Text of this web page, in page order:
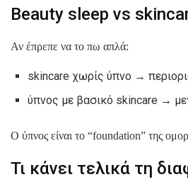
Beauty sleep vs
Αν έπρεπε να το πω απλά:
skincare χωρίς ύπνο →
ύπνος με βασικό skincare →
Ο ύπνος είναι το “foundation” της
Τι κάνει τελικά τη